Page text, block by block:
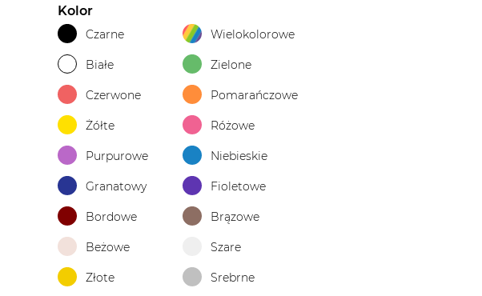
Kolor
Czarne Wielokolorowe
Białe Zielone
Czerwone Pomarańczowe
Żółte Różowe
Purpurowe Niebieskie
Granatowy Fioletowe
Bordowe Brązowe
Beżowe Szare
Złote Srebrne